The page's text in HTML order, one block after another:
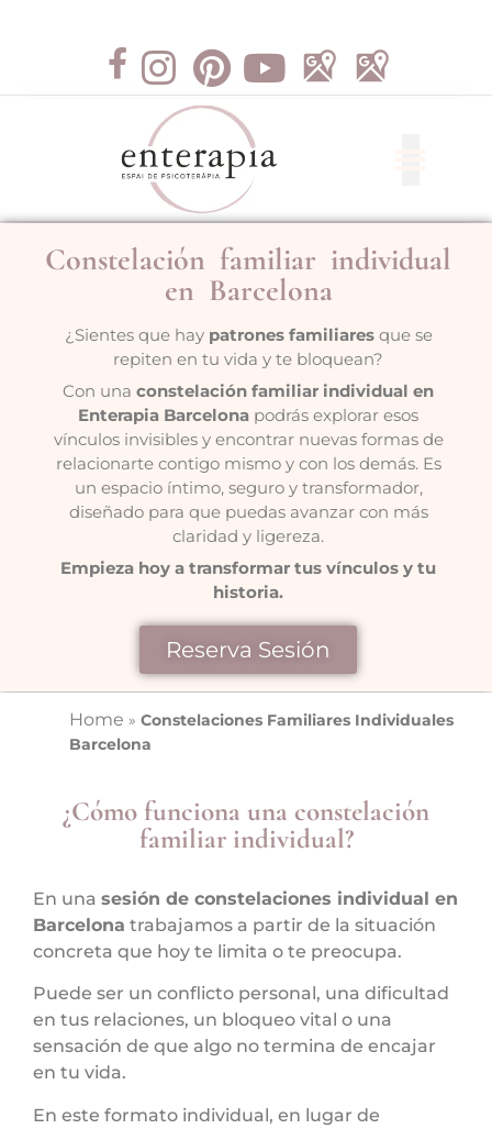
Constelación familiar individual
en Barcelona
¿Sientes que hay patrones familiaresque se
repiten en tu vida y te bloquean?
Con una constelación familiar individual en
Enterapia Barcelona podrás explorar esos
vínculos invisibles y encontrar nuevas formas de
relacionarte contigo mismo y con los demás. Es
un espacio íntimo, seguro y transformador,
diseñado para que puedas avanzar con más
claridad y ligereza.
Empieza hoy a transformar tus vínculos y tu
historia.
Reserva Sesión
Home » Constelaciones Familiares Individuales
Barcelona
¿Cómo funciona una constelación
familiar individual?
En una sesión de constelaciones individual en
Barcelona trabajamos a partir de la situación
concreta que hoy te limita o te preocupa.
Puede ser un conflicto personal, una dificultad
en tus relaciones, un bloqueo vital o una
sensación de que algo no termina de encajar
en tu vida.
En este formato individual, en lugar de